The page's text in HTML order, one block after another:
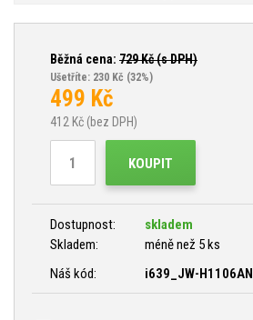
Běžná cena: 729Kč (s DPH)
Ušetříte: 230 Kč (32%)
499 Kč
412 Kč (bez DPH)
KOUPIT
Dostupnost:
skladem
Skladem:
méně než 5 ks
Náš kód:
i639_JW-H1106AN